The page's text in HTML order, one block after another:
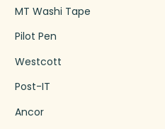
MT Washi Tape
Pilot Pen
Westcott
Post-IT
Ancor